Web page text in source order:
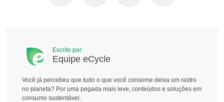
Escrito por:
Equipe eCycle
Você já percebeu que tudo o que você consome deixa um rastro
no planeta? Por uma pegada mais leve, conteúdos e soluções em
consumo sustentável.